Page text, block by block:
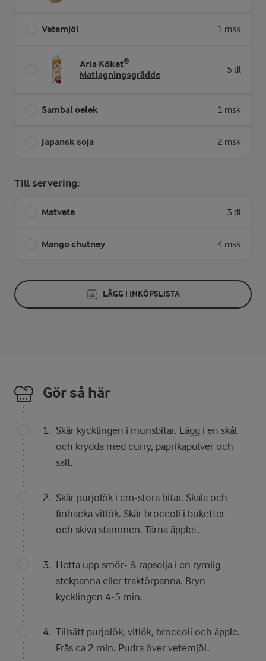
Vetemjöl 1 msk
Arla Köket®
Matlagningsgrädde
5 dl
Sambal oelek 1 msk
Japansk soja 2 msk
Till servering:
Matvete 3 dl
Mango chutney 4 msk
LÄGG I INKÖPSLISTA
Gör så här
Skär kycklingen i munsbitar. Lägg i en skål
och krydda med curry, paprikapulver och
salt.
Skär purjolök i cm-stora bitar. Skala och
finhacka vitlök. Skär broccoli i buketter
och skiva stammen. Tärna äpplet.
Hetta upp smör- & rapsolja i en rymlig
stekpanna eller traktörpanna. Bryn
kycklingen 4-5 min.
Tillsätt purjolök, vitlök, broccoli och äpple.
Fräs ca 2 min. Pudra över vetemjöl.